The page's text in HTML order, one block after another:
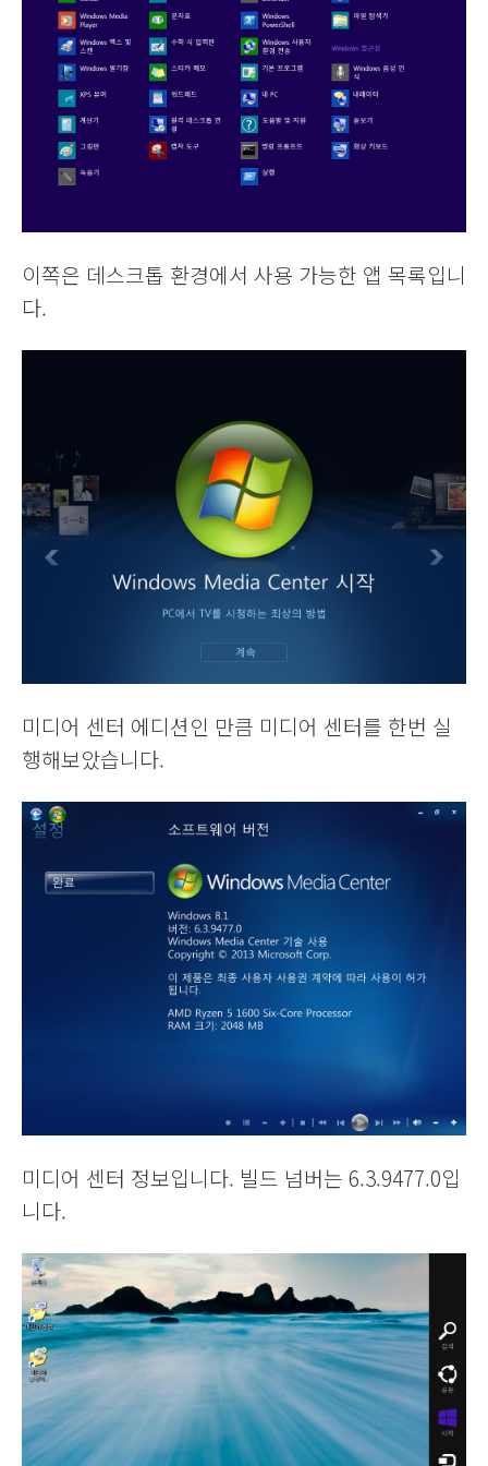
이쪽은 데스크톱 환경에서 사용 가능한 앱 목록입니
다.
미디어 센터 에디션인 만큼 미디어 센터를 한번 실
행해보았습니다.
미디어 센터 정보입니다. 빌드 넘버는 6.3.9477.0입
니다.